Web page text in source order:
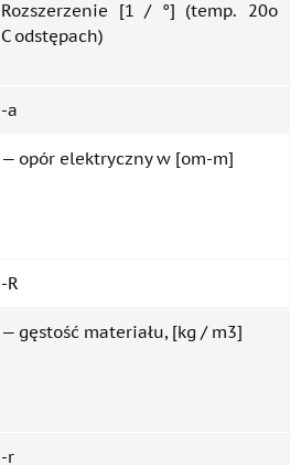
Rozszerzenie [1 / °] (temp. 20o
C odstępach)
-a
— opór elektryczny w [om-m]
-R
— gęstość materiału, [kg / m3]
-r